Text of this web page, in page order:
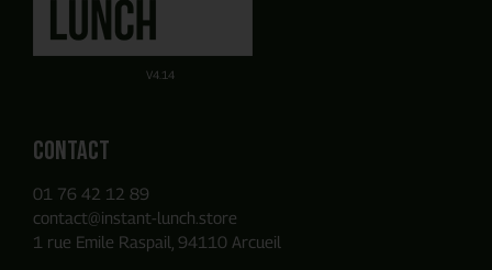
Obtenez un devis par E-mail de manière autonome sur la
base des produits que vous avez ajouté à votre panier.
Ou utilisez notre Formulaire de contact
V4.14
Contact
01 76 42 12 89
contact@instant-lunch.store
1 rue Emile Raspail, 94110 Arcueil